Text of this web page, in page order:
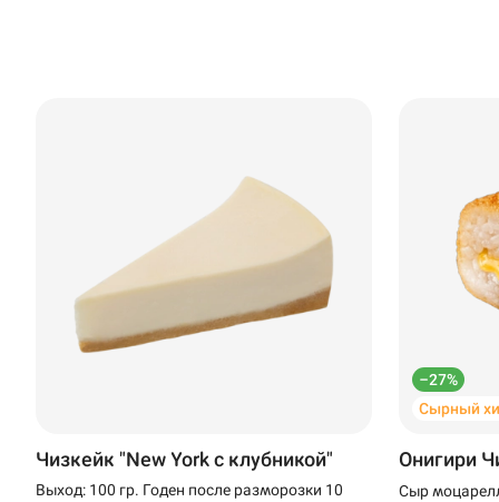
Чизкейк "New York с клубникой"
Выход: 100 гр. Годен после разморозки 10
–27%
Сырный
Онигири
Сыр